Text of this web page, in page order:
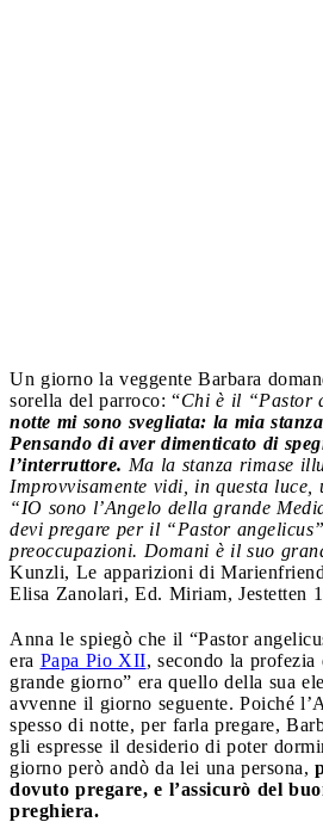
Un giorno la veggente Barbara
sorella del parroco: “Chi è il “Pastor
notte mi sono svegliata: la mia
Pensando di aver dimenticato di
l’interruttore. Ma la stanza rimase
Improvvisamente vidi, in questa luce,
“IO sono l’Angelo della grande
devi pregare per il “Pastor
preoccupazioni. Domani è il suo
Kunzli, Le apparizioni di
Elisa Zanolari, Ed. Miriam, Jestetten
Anna le spiegò che il “Pastor
era Papa Pio XII, secondo la profezia
grande giorno” era quello della sua
avvenne il giorno seguente. Poiché
spesso di notte, per farla pregare,
gli espresse il desiderio di poter
giorno però andò da lei una persona,
dovuto pregare, e l’assicurò del
preghiera.